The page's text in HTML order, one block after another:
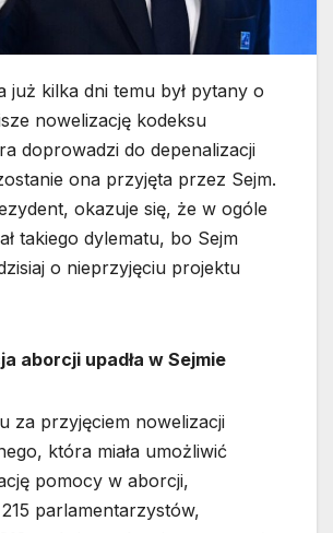
już kilka dni temu był pytany o
nowelizację kodeksu
doprowadzi do depenalizacji
ona przyjęta przez Sejm.
okazuje się, że w ogóle
takiego dylematu, bo Sejm
o nieprzyjęciu projektu
aborcji upadła w Sejmie
za przyjęciem nowelizacji
która miała umożliwić
pomocy w aborcji,
215 parlamentarzystów,